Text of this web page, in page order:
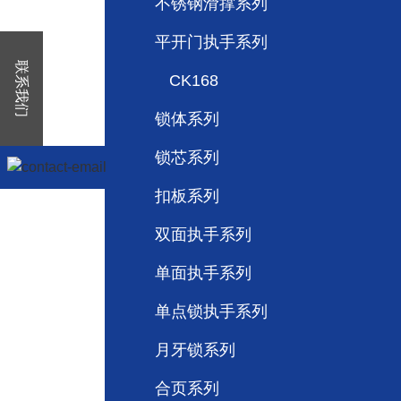
不锈钢滑撑系列
平开门执手系列
CK168
锁体系列
锁芯系列
扣板系列
双面执手系列
单面执手系列
单点锁执手系列
月牙锁系列
合页系列
联系我们